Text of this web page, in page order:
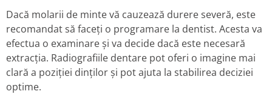
Dacă molarii de minte vă cauzează durere severă, este
recomandat să faceți o programare la dentist. Acesta va
efectua o examinare și va decide dacă este necesară
extracția. Radiografiile dentare pot oferi o imagine mai
clară a poziției dinților și pot ajuta la stabilirea deciziei
optime.